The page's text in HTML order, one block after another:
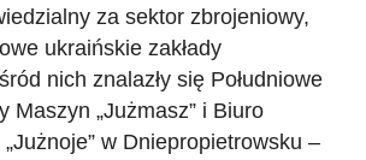
za sektor zbrojeniowy,
ukraińskie zakłady
nich znalazły się Południowe
Maszyn „Jużmasz” i Biuro
w Dniepropietrowsku –